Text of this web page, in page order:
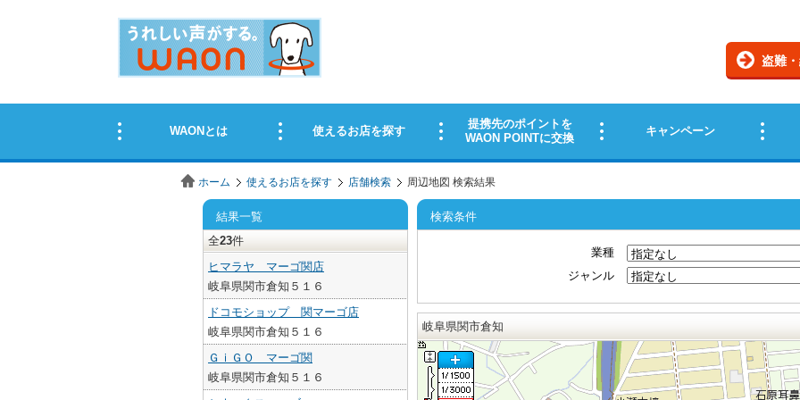
ホーム 使えるお店を探す 店舗検索 周辺地図 検索結果
結果一覧
全23件
ヒマラヤ マーゴ関店
岐阜県関市倉知５１６
ドコモショップ 関マーゴ店
岐阜県関市倉知５１６
ＧｉＧＯ マーゴ関
岐阜県関市倉知５１６
検索条件
業種
ジャンル
岐阜県関市倉知